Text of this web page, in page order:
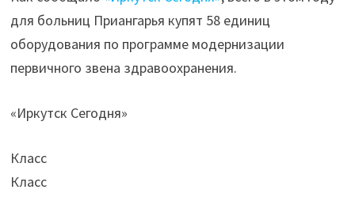
для больниц Приангарья купят 58 единиц
оборудования по программе модернизации
первичного звена здравоохранения.
«Иркутск Сегодня»
Класс
Класс